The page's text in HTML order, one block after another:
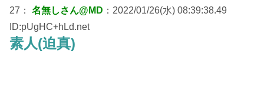
27： 名無しさん@MD ：2022/01/26(水) 08:39:38.49
ID:pUgHC+hLd.net
素人(迫真)